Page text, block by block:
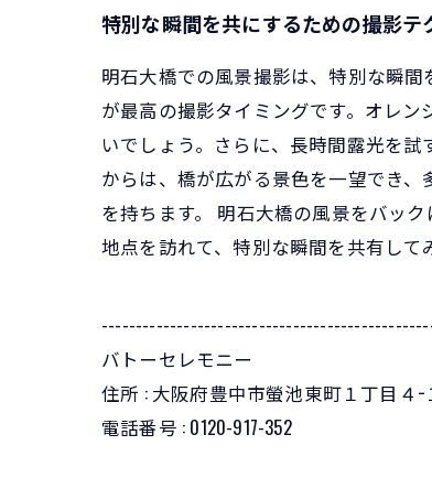
特別な瞬間を共にするための撮影テ
明石大橋での風景撮影は、特別な瞬
が最高の撮影タイミングです。オレ
いでしょう。さらに、長時間露光を
からは、橋が広がる景色を一望でき
を持ちます。 明石大橋の風景をバッ
地点を訪れて、特別な瞬間を共有して
バトーセレモニー
住所 : 大阪府豊中市螢池東町１丁目４−
電話番号 : 0120-917-352